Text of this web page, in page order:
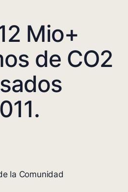
Mio+
de CO2
la Comunidad